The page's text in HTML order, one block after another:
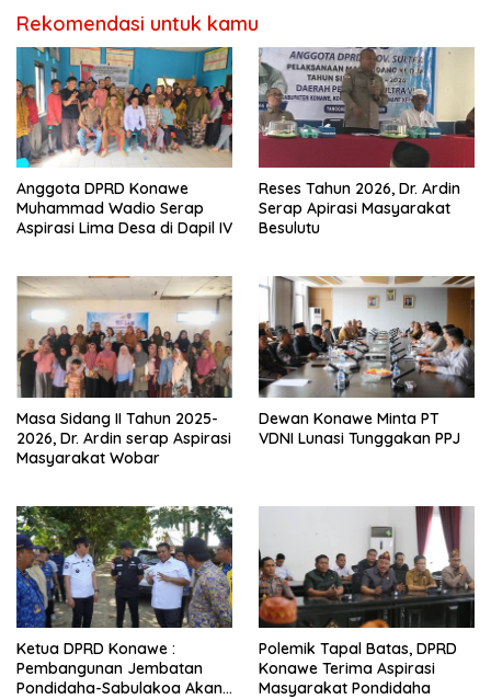
Rekomendasi untuk kamu
Anggota DPRD Konawe
Muhammad Wadio Serap
Aspirasi Lima Desa di Dapil IV
Reses Tahun 2026, Dr. Ardin
Serap Apirasi Masyarakat
Besulutu
Masa Sidang II Tahun 2025-
2026, Dr. Ardin serap Aspirasi
Masyarakat Wobar
Dewan Konawe Minta PT
VDNI Lunasi Tunggakan PPJ
Ketua DPRD Konawe :
Pembangunan Jembatan
Pondidaha-Sabulakoa Akan
Polemik Tapal Batas, DPRD
Konawe Terima Aspirasi
Masyarakat Pondidaha